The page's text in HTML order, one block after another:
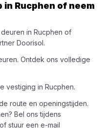
in Rucphen of neem
deuren in Rucphen of
Doorisol.
. Ontdek ons volledige
vestiging in Rucphen.
route en openingstijden.
Bel ons tijdens
of stuur een e-mail